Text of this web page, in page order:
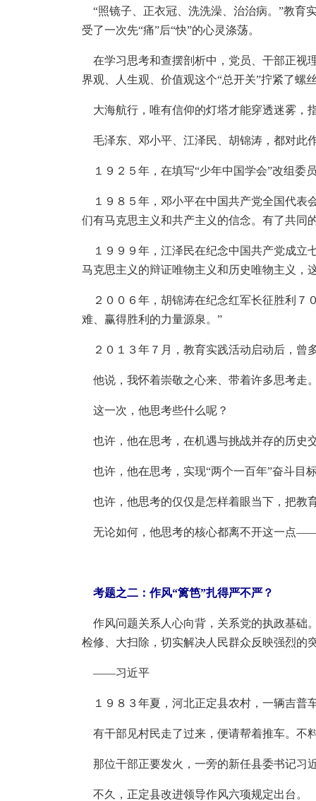
“照镜子、正衣冠、洗洗澡、治治病。”教育
受了一次先“痛”后“快”的心灵涤荡。
在学习思考和查摆剖析中，党员、干部正视
界观、人生观、价值观这个“总开关”拧紧了螺
大海航行，唯有信仰的灯塔才能穿透迷雾，
毛泽东、邓小平、江泽民、胡锦涛，都对此
１９２５年，在填写“少年中国学会”改组委
１９８５年，邓小平在中国共产党全国代表
们有马克思主义和共产主义的信念。有了共同
１９９９年，江泽民在纪念中国共产党成立
马克思主义的辩证唯物主义和历史唯物主义，
２００６年，胡锦涛在纪念红军长征胜利７
难、赢得胜利的力量源泉。”
２０１３年７月，教育实践活动启动后，曾
他说，我怀着崇敬之心来、带着许多思考走
这一次，他思考些什么呢？
也许，他在思考，在机遇与挑战并存的历史
也许，他在思考，实现“两个一百年”奋斗目
也许，他思考的仅仅是怎样着眼当下，把
无论如何，他思考的核心都离不开这一点
考题之二：作风“篱笆”扎得严不严？
作风问题关系人心向背，关系党的执政基础
检修、大扫除，切实解决人民群众反映强烈的
——习近平
１９８３年夏，河北正定县农村，一辆吉普
有干部见村民走了过来，便请帮着推车。不
那位干部正要发火，一旁的新任县委书记习
不久，正定县改进领导作风六项规定出台。